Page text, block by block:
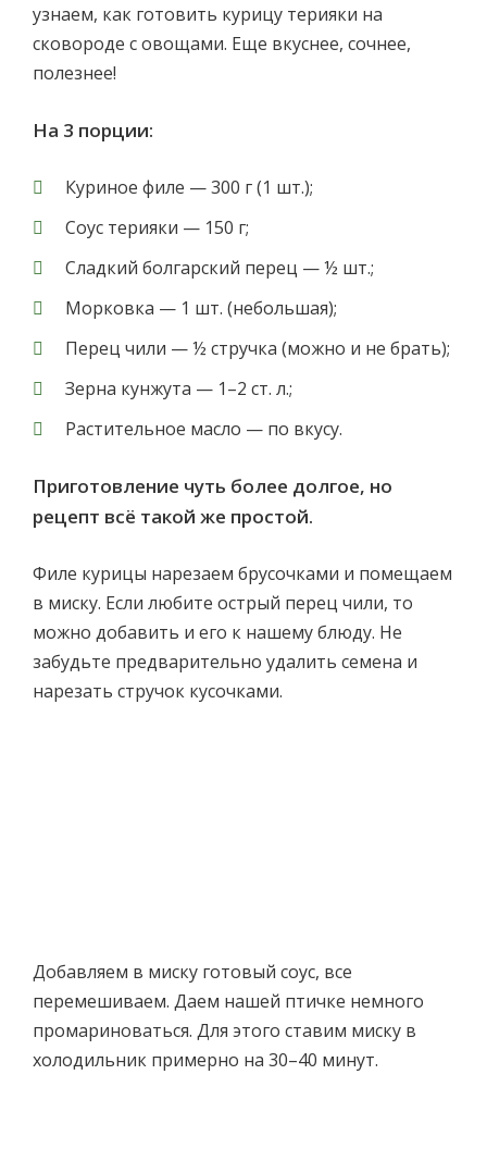
узнаем, как готовить курицу терияки на
сковороде с овощами. Еще вкуснее, сочнее,
полезнее!
На 3 порции:
Куриное филе — 300 г (1 шт.);
Соус терияки — 150 г;
Сладкий болгарский перец — ½ шт.;
Морковка — 1 шт. (небольшая);
Перец чили — ½ стручка (можно и не брать);
Зерна кунжута — 1–2 ст. л.;
Растительное масло — по вкусу.
Приготовление чуть более долгое, но
рецепт всё такой же простой.
Филе курицы нарезаем брусочками и помещаем
в миску. Если любите острый перец чили, то
можно добавить и его к нашему блюду. Не
забудьте предварительно удалить семена и
нарезать стручок кусочками.
Добавляем в миску готовый соус, все
перемешиваем. Даем нашей птичке немного
промариноваться. Для этого ставим миску в
холодильник примерно на 30–40 минут.